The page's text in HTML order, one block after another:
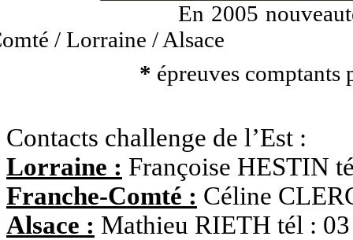
En 2005
/ Lorraine / Alsace
* épreuves comptants
Contacts challenge de l’Est :
Lorraine : Françoise HESTIN
Franche-Comté : Céline
Alsace : Mathieu RIETH tél :